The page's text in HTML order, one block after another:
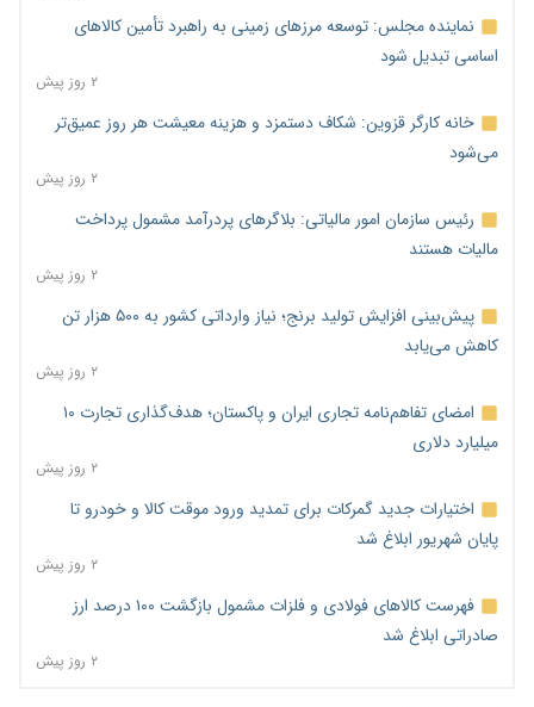
نماینده مجلس: توسعه مرزهای زمینی به راهبرد تأمین کالاهای
اساسی تبدیل شود
۲ روز پیش
خانه کارگر قزوین: شکاف دستمزد و هزینه معیشت هر روز عمیق‌تر
می‌شود
۲ روز پیش
رئیس سازمان امور مالیاتی: بلاگرهای پردرآمد مشمول پرداخت
مالیات هستند
۲ روز پیش
پیش‌بینی افزایش تولید برنج؛ نیاز وارداتی کشور به ۵۰۰ هزار تن
کاهش می‌یابد
۲ روز پیش
امضای تفاهم‌نامه تجاری ایران و پاکستان؛ هدف‌گذاری تجارت ۱۰
میلیارد دلاری
۲ روز پیش
اختیارات جدید گمرکات برای تمدید ورود موقت کالا و خودرو تا
پایان شهریور ابلاغ شد
۲ روز پیش
فهرست کالاهای فولادی و فلزات مشمول بازگشت ۱۰۰ درصد ارز
صادراتی ابلاغ شد
۲ روز پیش